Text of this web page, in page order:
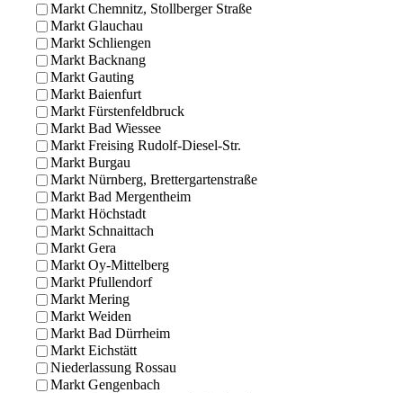
Markt Chemnitz, Stollberger Straße
Markt Glauchau
Markt Schliengen
Markt Backnang
Markt Gauting
Markt Baienfurt
Markt Fürstenfeldbruck
Markt Bad Wiessee
Markt Freising Rudolf-Diesel-Str.
Markt Burgau
Markt Nürnberg, Brettergartenstraße
Markt Bad Mergentheim
Markt Höchstadt
Markt Schnaittach
Markt Gera
Markt Oy-Mittelberg
Markt Pfullendorf
Markt Mering
Markt Weiden
Markt Bad Dürrheim
Markt Eichstätt
Niederlassung Rossau
Markt Gengenbach